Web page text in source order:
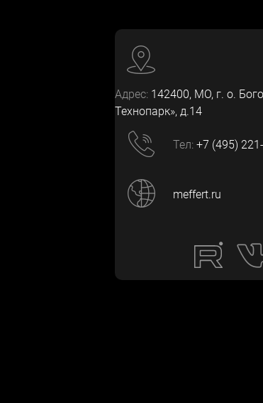
Адрес: 142400, МО, г. о.
Технопарк», д.14
Тел: +7 (495)
meffert.ru